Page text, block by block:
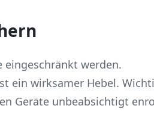
werden.
ein wirksamer Hebel.
Geräte unbeabsichtigt